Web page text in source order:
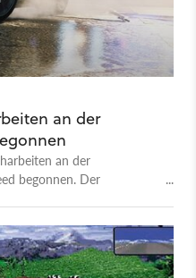
an der
an der
begonnen. Der